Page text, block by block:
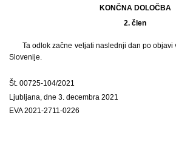
KONČNA DOLOČBA
2. člen
Ta odlok začne veljati naslednji dan po
Slovenije.
Št. 00725-104/2021
Ljubljana, dne 3. decembra 2021
EVA 2021-2711-0226